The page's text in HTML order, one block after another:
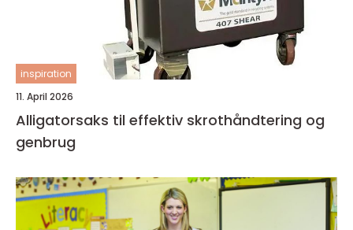
inspiration
11. April 2026
Alligatorsaks til effektiv skrothåndtering og
genbrug